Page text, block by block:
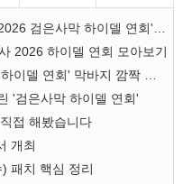
2026 하이델 연회 모아보기
'검은사막 하이델 연회'
접 해봤습니다
개최
패치 핵심 정리